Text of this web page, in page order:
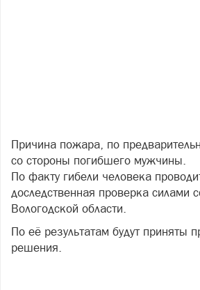
Причина пожара, по
со стороны погибшего мужчины.
По факту гибели человека
доследственная проверка силами
Вологодской области.
По её результатам будут приняты
решения.